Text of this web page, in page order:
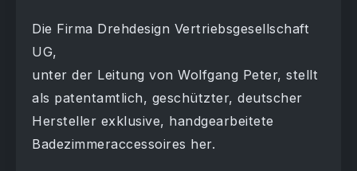
Die Firma Drehdesign Vertriebsgesellschaft
UG,
unter der Leitung von Wolfgang Peter, stellt
als patentamtlich, geschützter, deutscher
Hersteller exklusive, handgearbeitete
Badezimmeraccessoires her.